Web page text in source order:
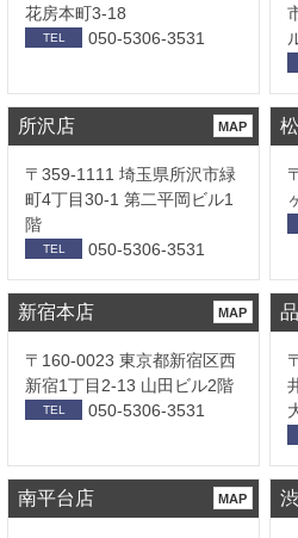
花房本町3-18
TEL 050-5306-3531
所沢店 MAP
〒359-1111 埼玉県所沢市緑
町4丁目30-1 第二平岡ビル1
階
TEL 050-5306-3531
新宿本店 MAP
〒160-0023 東京都新宿区西
新宿1丁目2-13 山田ビル2階
TEL 050-5306-3531
南平台店 MAP